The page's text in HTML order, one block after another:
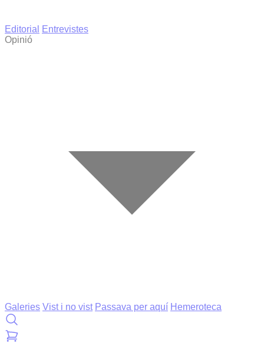
Editorial
Entrevistes
Opinió
Galeries Vist i no vist Passava per aquí Hemeroteca